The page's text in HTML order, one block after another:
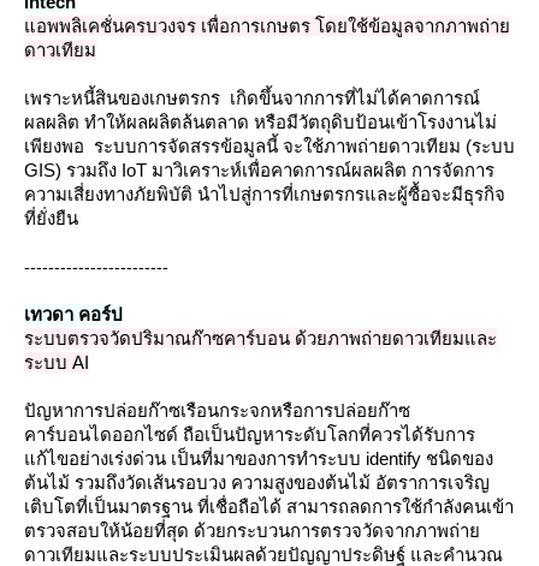
อพพลิเคชั่นครบวงจร เพื่อการเกษตร โดยใช้ข้อมูลจากภาพถ่า
ดาวเทียม
เพราะหนี้สินของเกษตรกร เกิดขึ้นจากการที่ไม่ได้คาดการณ์
ผลผลิต ทำให้ผลผลิตล้นตลาด หรือมีวัตถุดิบป้อนเข้าโรงงานไม่
เพียงพอ ระบบการจัดสรรข้อมูลนี้ จะใช้ภาพถ่ายดาวเทียม (ระบบ
GIS) รวมถึง IoT มาวิเคราะห์เพื่อคาดการณ์ผลผลิต การจัดการ
ความเสี่ยงทางภัยพิบัติ นำไปสู่การที่เกษตรกรและผู้ซื้อจะมีธุรกิจ
ที่ยั่งยืน
------------------------
เทวดา คอร์ป
ระบบตรวจวัดปริมาณก๊าซคาร์บอน ด้วยภาพถ่ายดาวเทียมและ
ระบบ AI
ปัญหาการปล่อยก๊าซเรือนกระจกหรือการปล่อยก๊าซ
คาร์บอนไดออกไซด์ ถือเป็นปัญหาระดับโลกที่ควรได้รับการ
ก้ไขอย่างเร่งด่วน เป็นที่มาของการทำระบบ identify ชนิดของ
ต้นไม้ รวมถึงวัดเส้นรอบวง ความสูงของต้นไม้ อัตราการเจริญ
เติบโตที่เป็นมาตรฐาน ที่เชื่อถือได้ สามารถลดการใช้กำลังคนเข้า
ตรวจสอบให้น้อยที่สุด ด้วยกระบวนการตรวจวัดจากภาพถ่า
ดาวเทียมและระบบประเมินผลด้วยปัญญาประดิษฐ์ และคำนวณ